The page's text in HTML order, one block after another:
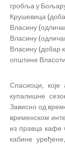
гробља у
Крушевица
Власину
Власину
Власину (добар
општине
Спасиоци,
купалишне
Зависно од
временском
из правца кафе
кабине